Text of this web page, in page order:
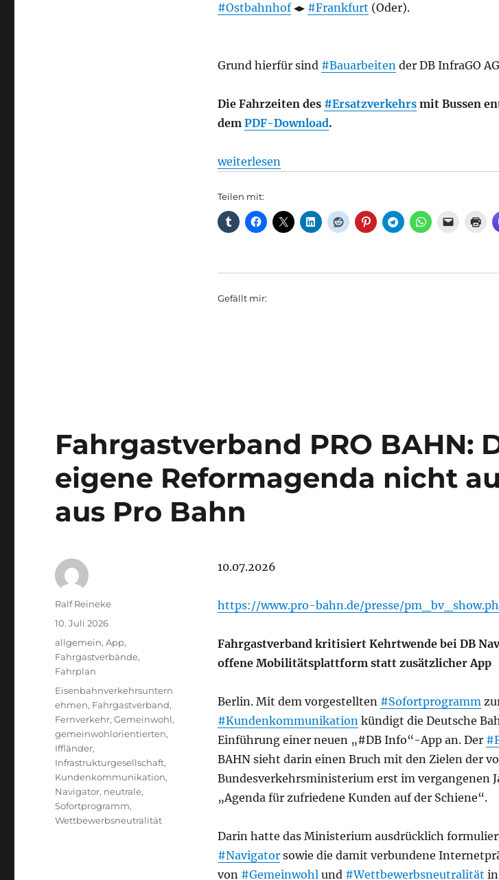
#Ostbahnhof◂▸ #Frankfurt (Oder).
Grund hierfür sind #Bauarbeitender DB InfraGO
Die Fahrzeiten des #Ersatzverkehrsmit Bussen
dem PDF-Download.
„Dreiwöchige Streckensperrung auf dem RE1
weiterlesen
Teilen mit:
Gefällt mir:
Fahrgastverband PRO BAHN:
eigene Reformagenda nicht
aus Pro Bahn
10.07.2026
https://www.pro-bahn.de/presse/
Fahrgastverband kritisiert Kehrtwende bei DB
offene Mobilitätsplattform statt zusätzlicher App
Berlin. Mit dem vorgestellten #Sofortprogramm
#Kundenkommunikationkündigt die Deutsche
Einführung einer neuen „#DB Info“-App an. Der
BAHN sieht darin einen Bruch mit den Zielen der
Bundesverkehrsministerium erst im vergangenen
„Agenda für zufriedene Kunden auf der Schiene“.
Darin hatte das Ministerium ausdrücklich
#Navigatorsowie die damit verbundene
von #Gemeinwohlund #Wettbewerbsneutralität
Autor
Ralf Reineke
Veröffentlicht
am
10. Juli 2026
Kategorien
allgemein,App,
Fahrgastverbände,
Fahrplan
Schlagwörter
Eisenbahnverkehrsuntern
ehmen, Fahrgastverband,
Fernverkehr,Gemeinwohl,
gemeinwohlorientierten,
Iffländer,
Infrastrukturgesellschaft,
Kundenkommunikation,
Navigator, neutrale,
Sofortprogramm,
Wettbewerbsneutralität